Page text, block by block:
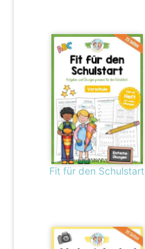
Fit für den Schulstart